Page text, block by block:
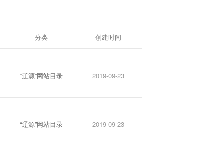
分类 创建时间
“辽源”网站目录 2019-09-23
“辽源”网站目录 2019-09-23